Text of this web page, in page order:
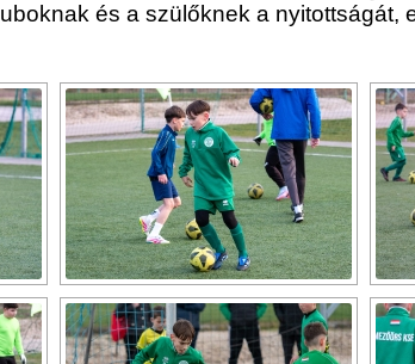
és a szülőknek a nyitottságát,